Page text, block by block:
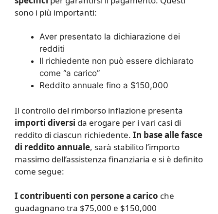
sono i più importanti:
Aver presentato la dichiarazione dei
redditi
Il richiedente non può essere dichiarato
come “a carico”
Reddito annuale fino a $150,000
Il controllo del rimborso inflazione presenta
importi diversi da erogare per i vari casi di
reddito di ciascun richiedente. In base alle fasce
di reddito annuale, sarà stabilito l’importo
massimo dell’assistenza finanziaria e si è definito
come segue:
I contribuenti con persone a carico che
guadagnano tra $75,000 e $150,000